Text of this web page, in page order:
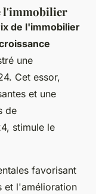
l'immobilier
de l'immobilier
une
Cet essor,
et une
de
stimule le
favorisant
et l'amélioration